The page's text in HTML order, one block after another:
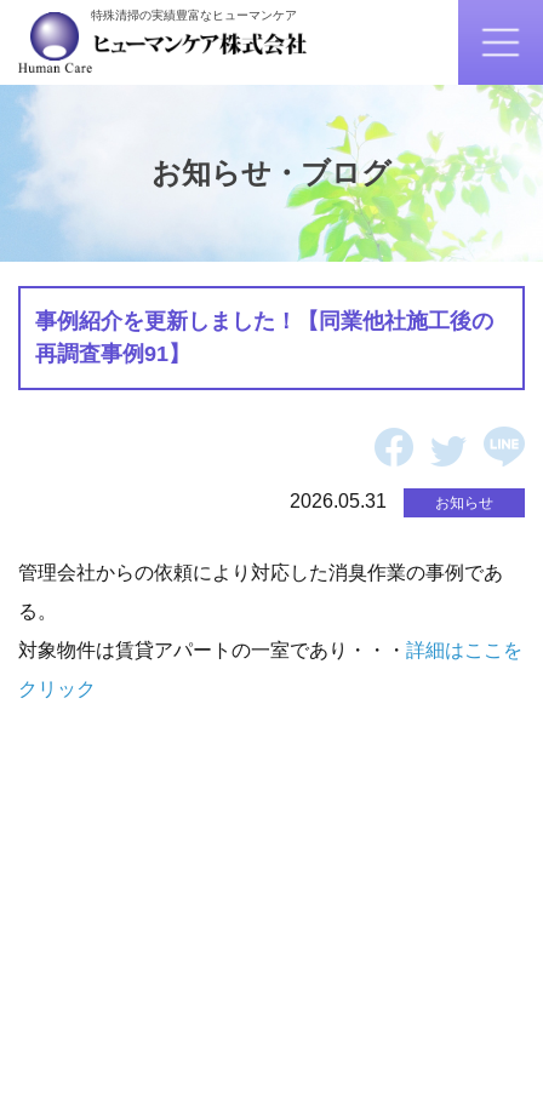
特殊清掃の実績豊富なヒューマンケア
お知らせ・ブログ
事例紹介を更新しました！【同業他社施工後の
再調査事例91】
2026.05.31 お知らせ
管理会社からの依頼により対応した消臭作業の事例であ
る。
対象物件は賃貸アパートの一室であり・・・ 詳細はここを
クリック